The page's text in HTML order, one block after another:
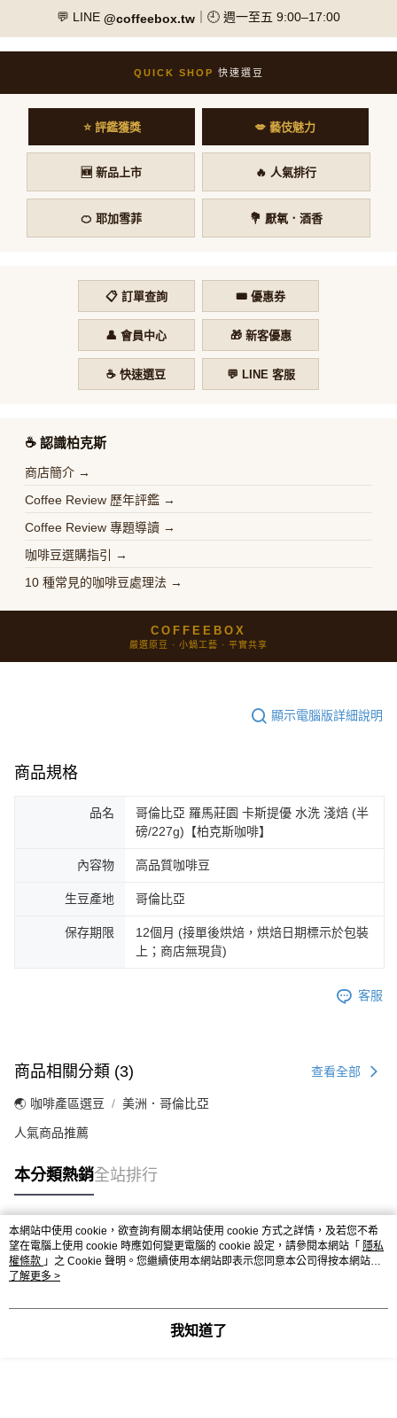
💬 LINE @coffeebox.tw ｜🕘 週一至五 9:00–17:00
QUICK SHOP 快速選豆
⭐ 評鑑獲獎 💋 藝伎魅力
🆕 新品上市 🔥 人氣排行
🍊 耶加雪菲 💐 厭氧．酒香
📋 訂單查詢 🎟️ 優惠券
👤 會員中心 🎁 新客優惠
☕ 快速選豆 💬 LINE 客服
☕️ 認識柏克斯
商店簡介 →
Coffee Review 歷年評鑑 →
Coffee Review 專題導讀 →
咖啡豆選購指引 →
10 種常見的咖啡豆處理法 →
COFFEEBOX
嚴選原豆 · 小鍋工藝 · 平實共享
顯示電腦版詳細說明
商品規格
品名
哥倫比亞 羅馬莊園 卡斯提優 水洗 淺焙 (半
磅/227g)【柏克斯咖啡】
內容物 高品質咖啡豆
生豆產地 哥倫比亞
保存期限
12個月 (接單後烘焙，烘焙日期標示於包裝
上；商店無現貨)
客服
商品相關分類 (3) 查看全部
🌏 咖啡產區選豆 美洲．哥倫比亞
人氣商品推薦
本分類熱銷全站排行
熱門標籤
本網站中使用 cookie，欲查詢有關本網站使用 cookie 方式之詳情，及若您不希
望在電腦上使用 cookie 時應如何變更電腦的 cookie 設定，請參閱本網站「 隱私
權條款 」之 Cookie 聲明。您繼續使用本網站即表示您同意本公司得按本網站使
用條款之 Cookie 聲明使用 cookie。
了解更多 >
我知道了